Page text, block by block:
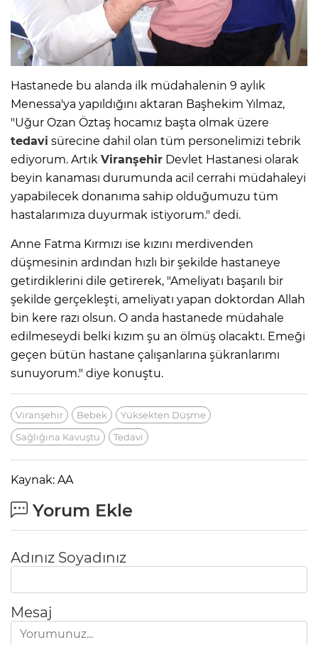
Hastanede bu alanda ilk müdahalenin 9 aylık
Menessa'ya yapıldığını aktaran Başhekim Yılmaz,
"Uğur Ozan Öztaş hocamız başta olmak üzere
tedavi sürecine dahil olan tüm personelimizi tebrik
ediyorum. Artık Viranşehir Devlet Hastanesi olarak
beyin kanaması durumunda acil cerrahi müdahaleyi
yapabilecek donanıma sahip olduğumuzu tüm
hastalarımıza duyurmak istiyorum." dedi.
Anne Fatma Kırmızı ise kızını merdivenden
düşmesinin ardından hızlı bir şekilde hastaneye
getirdiklerini dile getirerek, "Ameliyatı başarılı bir
şekilde gerçekleşti, ameliyatı yapan doktordan Allah
bin kere razı olsun. O anda hastanede müdahale
edilmeseydi belki kızım şu an ölmüş olacaktı. Emeği
geçen bütün hastane çalışanlarına şükranlarımı
sunuyorum." diye konuştu.
Viranşehir Bebek
Yüksekten Düşme
Sağlığına Kavuştu
Tedavi
Kaynak: AA
Yorum Ekle
Adınız Soyadınız
Mesaj